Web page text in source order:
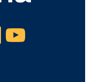
YouTube